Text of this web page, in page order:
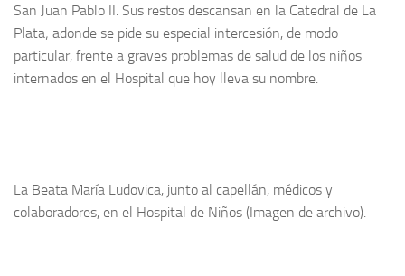
San Juan Pablo II. Sus restos descansan en la Catedral de La
Plata; adonde se pide su especial intercesión, de modo
particular, frente a graves problemas de salud de los niños
internados en el Hospital que hoy lleva su nombre.
La Beata María Ludovica, junto al capellán, médicos y
colaboradores, en el Hospital de Niños (Imagen de archivo).